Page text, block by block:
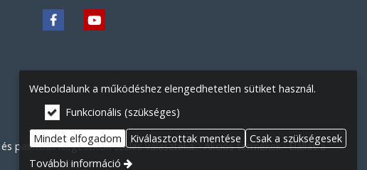
paintball kiegészítők széles választéka. Akciós termékek Elállás a
Weboldalunk a működéshez elengedhetetlen sütiket használ.
Funkcionális (szükséges)
Mindet elfogadom
Kiválasztottak mentése
Csak a szükségesek
További információ